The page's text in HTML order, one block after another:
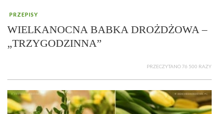
PRZEPISY
WIELKANOCNA BABKA DROŻDŻOWA –
„TRZYGODZINNA”
PRZECZYTANO 76 500 RAZY